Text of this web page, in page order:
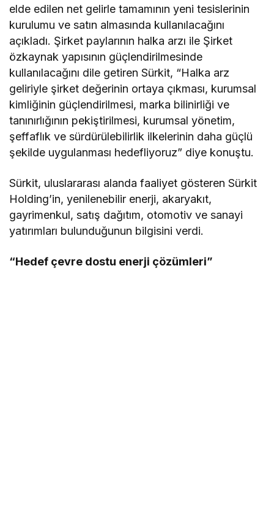
elde edilen net gelirle tamamının yeni tesislerinin
kurulumu ve satın almasında kullanılacağını
açıkladı. Şirket paylarının halka arzı ile Şirket
özkaynak yapısının güçlendirilmesinde
kullanılacağını dile getiren Sürkit, “Halka arz
geliriyle şirket değerinin ortaya çıkması, kurumsal
kimliğinin güçlendirilmesi, marka bilinirliği ve
tanınırlığının pekiştirilmesi, kurumsal yönetim,
şeffaflık ve sürdürülebilirlik ilkelerinin daha güçlü
şekilde uygulanması hedefliyoruz” diye konuştu.
Sürkit, uluslararası alanda faaliyet gösteren Sürkit
Holding’in, yenilenebilir enerji, akaryakıt,
gayrimenkul, satış dağıtım, otomotiv ve sanayi
yatırımları bulunduğunun bilgisini verdi.
“Hedef çevre dostu enerji çözümleri”